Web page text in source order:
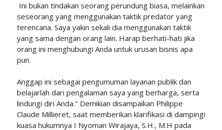
Ini bukan tindakan seorang perundung biasa, melainkan
seseorang yang menggunakan taktik predator yang
terencana. Saya yakin sekali dia menggunakan taktik
yang sama dengan orang lain. Harap berhati-hati jika
orang ini menghubungi Anda untuk urusan bisnis apa
pun.
Anggap ini sebagai pengumuman layanan publik dan
belajarlah dari pengalaman saya yang berharga, serta
lindungi diri Anda." Demikian disampaikan Philippe
Claude Millieret, saat memberikan klarifikasi di dampingi
kuasa hukumnya I Nyoman Wirajaya, S.H., M.H pada